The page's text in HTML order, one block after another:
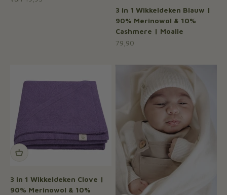
3 in 1 Wikkeldeken Blauw |
90% Merinowol & 10%
Cashmere | Moalie
Aanbiedingsprijs
79,90
3 in 1 Wikkeldeken Clove |
90% Merinowol & 10%